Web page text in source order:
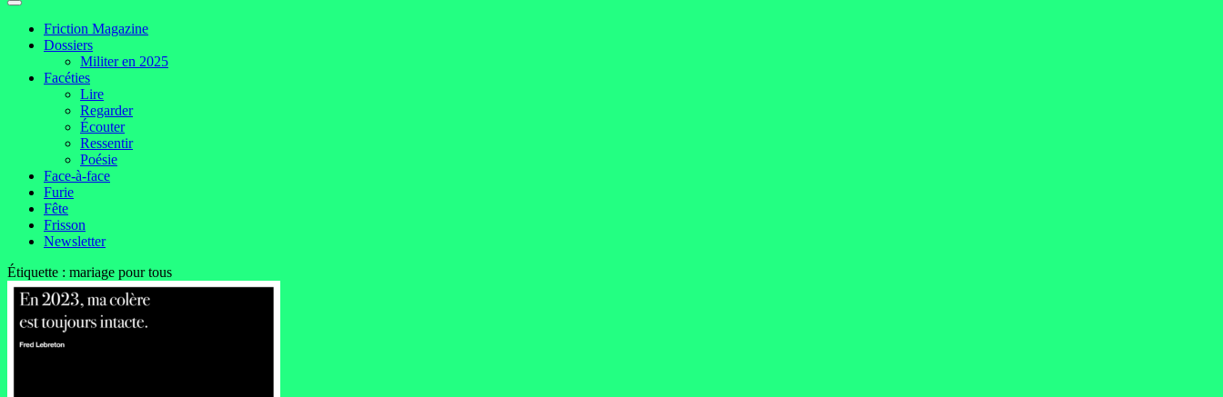
Friction Magazine
Dossiers
Militer en 2025
Facéties
Lire
Regarder
Écouter
Ressentir
Poésie
Face-à-face
Furie
Fête
Frisson
Newsletter
Étiquette : mariage pour tous